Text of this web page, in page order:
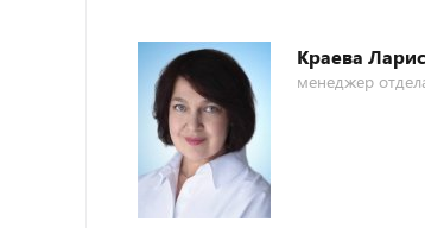
Краева
менеджер